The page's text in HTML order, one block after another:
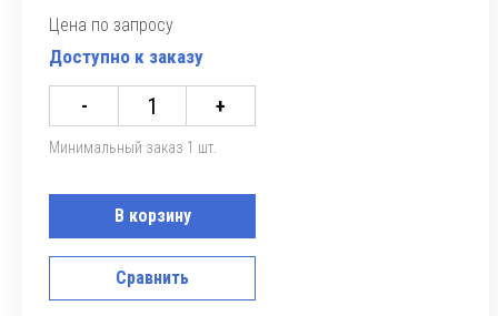
Цена по запросу
Доступно к заказу
- +
Минимальный заказ 1 шт.
В корзину
Сравнить